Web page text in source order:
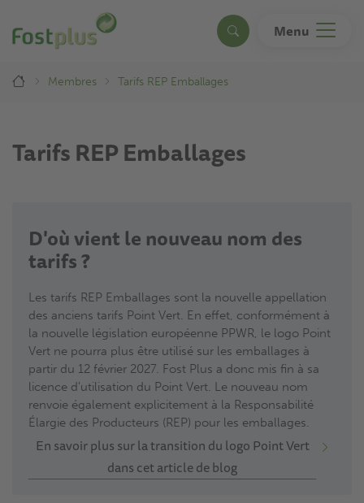
au
contenu
Search Menu
Breadcrumb
Membres Tarifs REP Emballages
Tarifs REP Emballages
D'où vient le nouveau nom des
tarifs ?
Les tarifs REP Emballages sont la nouvelle appellation
des anciens tarifs Point Vert. En effet, conformément à
la nouvelle législation européenne PPWR, le logo Point
Vert ne pourra plus être utilisé sur les emballages à
partir du 12 février 2027. Fost Plus a donc mis fin à sa
licence d'utilisation du Point Vert. Le nouveau nom
renvoie également explicitement à la Responsabilité
Élargie des Producteurs (REP) pour les emballages.
En savoir plus sur la transition du logo Point Vert
dans cet article de blog